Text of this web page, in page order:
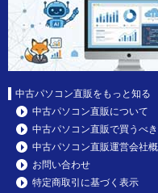
中古パソコン直販をもっと知る
中古パソコン直販について
中古パソコン直販で買うべ
中古パソコン直販運営会社
お問い合わせ
特定商取引に基づく表示